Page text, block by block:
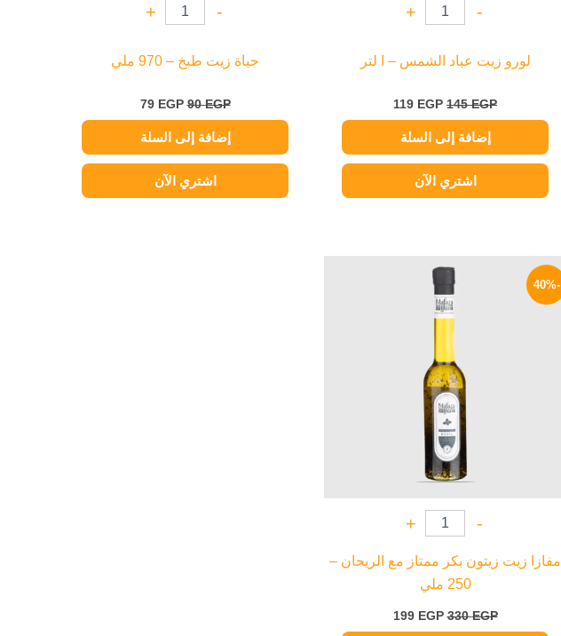
-
+
لورو زيت عباد الشمس – ا لتر
145EGP
119 EGP
إضافة إلى السلة
اشتري الآن
-
+
حياة زيت طبخ – 970 ملي
90EGP
79 EGP
إضافة إلى السلة
اشتري الآن
-40%
-
+
مفازا زيت زيتون بكر ممتاز مع الريحان –
250 ملي
330EGP
الأصلي
هو:
330 EGP.
199 EGP